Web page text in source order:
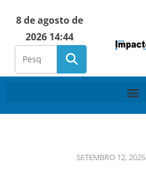
8 de agosto de
2026 14:44
SETEMBRO 12, 2025